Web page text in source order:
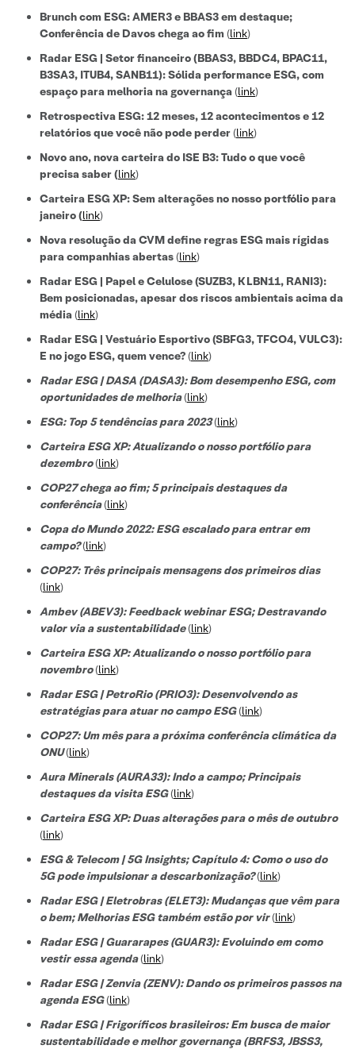
Brunch com ESG: AMER3 e BBAS3 em destaque;
Conferência de Davos chega ao fim(link)
Radar ESG | Setor financeiro (BBAS3, BBDC4, BPAC11,
B3SA3, ITUB4, SANB11): Sólida performance ESG, com
espaço para melhoria na governança(link)
Retrospectiva ESG: 12 meses, 12 acontecimentos e 12
relatórios que você não pode perder(link)
Novo ano, nova carteira do ISE B3: Tudo o que você
precisa saber(link)
Carteira ESG XP: Sem alterações no nosso portfólio para
janeiro (link)
Nova resolução da CVM define regras ESG mais rígidas
para companhias abertas(link)
Radar ESG | Papel e Celulose (SUZB3, KLBN11, RANI3):
Bem posicionadas, apesar dos riscos ambientais acima da
média(link)
Radar ESG | Vestuário Esportivo (SBFG3, TFCO4, VULC3):
E no jogo ESG, quem vence?(link)
Radar ESG | DASA (DASA3): Bom desempenho ESG, com
oportunidades de melhoria(link)
ESG: Top 5 tendências para 2023(link)
Carteira ESG XP: Atualizando o nosso portfólio para
dezembro(link)
COP27 chega ao fim; 5 principais destaques da
conferência(link)
Copa do Mundo 2022: ESG escalado para entrar em
campo?(link)
COP27: Três principais mensagens dos primeiros dias
(link)
Ambev (ABEV3): Feedback webinar ESG; Destravando
valor via a sustentabilidade(link)
Carteira ESG XP: Atualizando o nosso portfólio para
novembro(link)
Radar ESG | PetroRio (PRIO3): Desenvolvendo as
estratégias para atuar no campo ESG(link)
COP27: Um mês para a próxima conferência climática da
ONU(link)
Aura Minerals (AURA33): Indo a campo; Principais
destaques da visita ESG(link)
Carteira ESG XP: Duas alterações para o mês de outubro
(link)
ESG & Telecom | 5G Insights; Capítulo 4: Como o uso do
5G pode impulsionar a descarbonização?(link)
Radar ESG | Eletrobras (ELET3): Mudanças que vêm para
o bem; Melhorias ESG também estão por vir(link)
Radar ESG | Guararapes (GUAR3): Evoluindo em como
vestir essa agenda(link)
Radar ESG | Zenvia (ZENV): Dando os primeiros passos na
agenda ESG(link)
Radar ESG | Frigoríficos brasileiros: Em busca de maior
sustentabilidade e melhor governança (BRFS3, JBSS3,